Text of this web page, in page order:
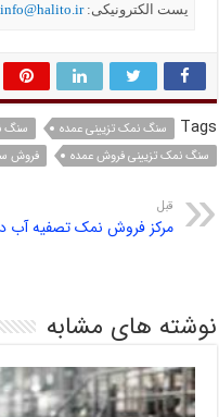
یست الکترونیکی:info@halito.ir
Tags سنگ نمک تزیینی عمده
سنگ
سنگ نمک تزیینی فروش عمده
فروش
قبل
مرکز فروش نمک تصفیه آب
نوشته های مشابه